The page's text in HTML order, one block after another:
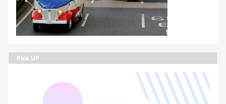
Pick UP